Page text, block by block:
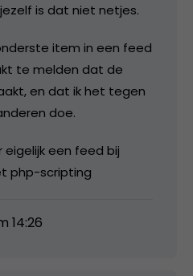
is dat niet netjes.
item in een feed
te melden dat de
en dat ik het tegen
doe.
eigelijk een feed bij
php-scripting
14:26